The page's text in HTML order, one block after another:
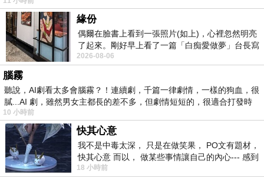
緣份
偶爾在臉書上看到一張照片(如上)，心裡忽然明亮
了起來。剛好早上看了一篇「白痴愛做夢」台長寫
的貼文，在回顧年輕時瘋狂愛上
2026-08-06
腦霧
聽說，AI劇看太多會腦霧？！連續劇，千篇一律劇情，一樣的狗血，很
膩...AI 劇，雖然男女主都長的差不多，但劇情短短的，很適合打發時
10 小時前
快其心意
我不是中毒太深， 只是在做笑果， PO文有題材，
快其心意 而以， 做某些事情讓自己的內心--- 感到
愉快。
18 小時前